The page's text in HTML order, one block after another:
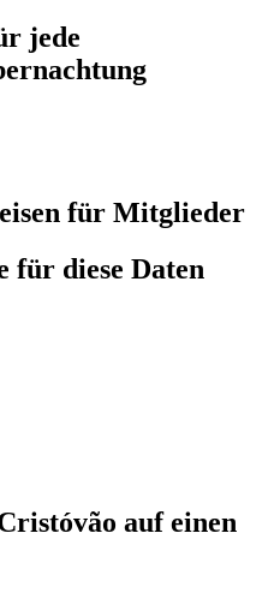
jede
für Mitglieder
für diese Daten
auf einen